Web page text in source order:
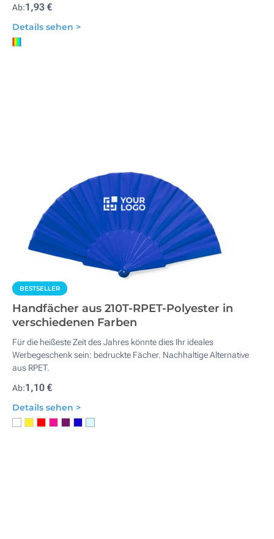
Ab:1,93 €
Details sehen >
BESTSELLER
Handfächer aus 210T-RPET-Polyester in
verschiedenen Farben
Für die heißeste Zeit des Jahres könnte dies Ihr ideales
Werbegeschenk sein: bedruckte Fächer. Nachhaltige Alternative
aus RPET.
Ab:1,10 €
Details sehen >